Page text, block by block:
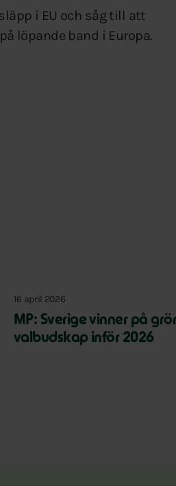
i EU och såg till att
löpande band i Europa.
16 april 2026
MP: Sverige vinner på
valbudskap inför 2026